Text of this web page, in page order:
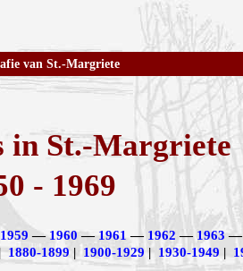
van St.-Margriete
in St.-Margriete
- 1969
1959 —1960 —1961 — 1962 — 1963
1880-1899| 1900-1929 | 1930-1949 |